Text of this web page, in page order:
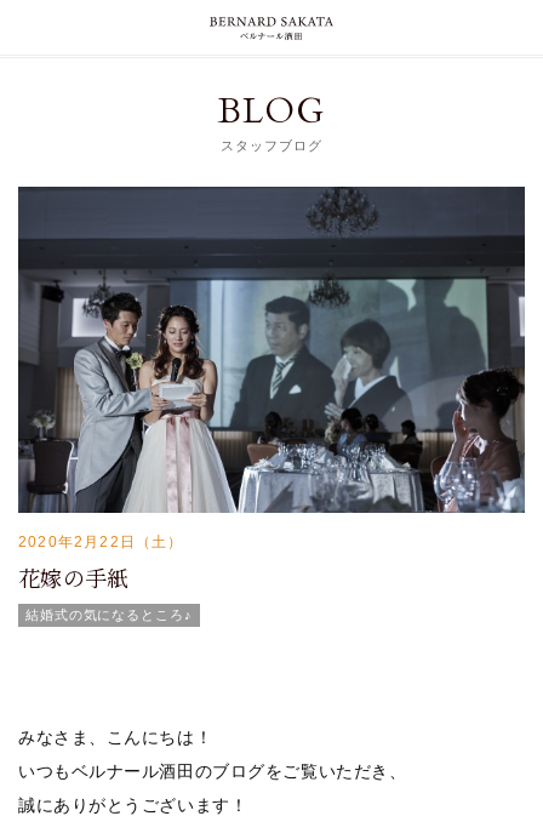
BLOG
スタッフブログ
2020年2月22日（土）
花嫁の手紙
結婚式の気になるところ♪
みなさま、こんにちは！
いつもベルナール酒田のブログをご覧いただき、
誠にありがとうございます！